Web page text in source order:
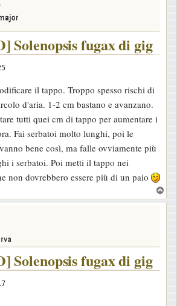
Solenopsis fugax di gig
il tappo. Troppo spesso rischi di
d'aria. 1-2 cm bastano e avanzano.
tutti quei cm di tappo per aumentare i
Fai serbatoi molto lunghi, poi le
bene così, ma falle ovviamente più
i serbatoi. Poi metti il tappo nei
non dovrebbero essere più di un paio
o
Solenopsis fugax di gig